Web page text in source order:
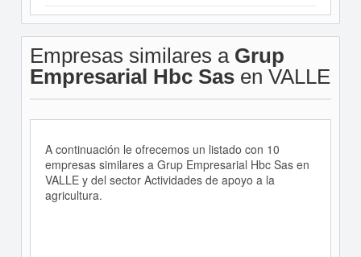
Empresas similares a Grup
Empresarial Hbc Sasen VALLE
A continuación le ofrecemos un listado con 10
empresas similares a Grup Empresarial Hbc Sas en
VALLE y del sector Actividades de apoyo a la
agricultura.